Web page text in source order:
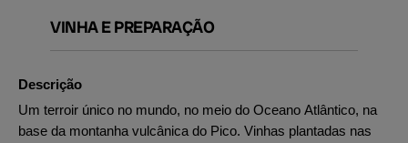
VINHA E PREPARAÇÃO
Descrição
Um terroir único no mundo, no meio do Oceano Atlântico, na
base da montanha vulcânica do Pico. Vinhas plantadas nas